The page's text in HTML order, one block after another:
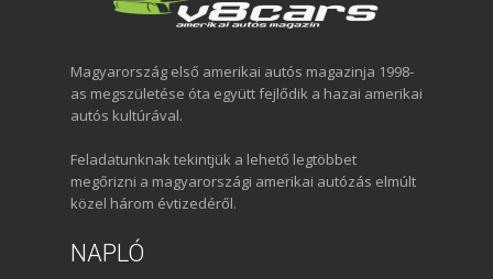
Magyarország első amerikai autós magazinja 1998-
as megszületése óta együtt fejlődik a hazai amerikai
autós kultúrával.
Feladatunknak tekintjük a lehető legtöbbet
megőrizni a magyarországi amerikai autózás elmúlt
közel három évtizedéről.
NAPLÓ